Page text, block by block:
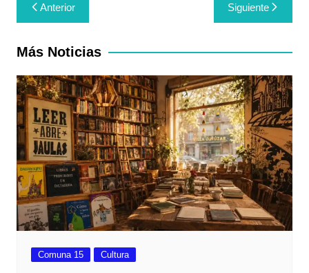
de
entradas
Anterior Siguiente
Más Noticias
Comuna 15 Cultura